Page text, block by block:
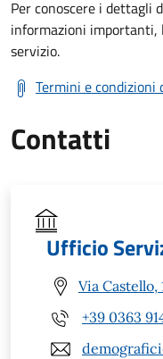
Per conoscere i dettagli
informazioni importanti,
servizio.
Termini e condizioni
Contatti
Ufficio
Via Castello,
+39 0363